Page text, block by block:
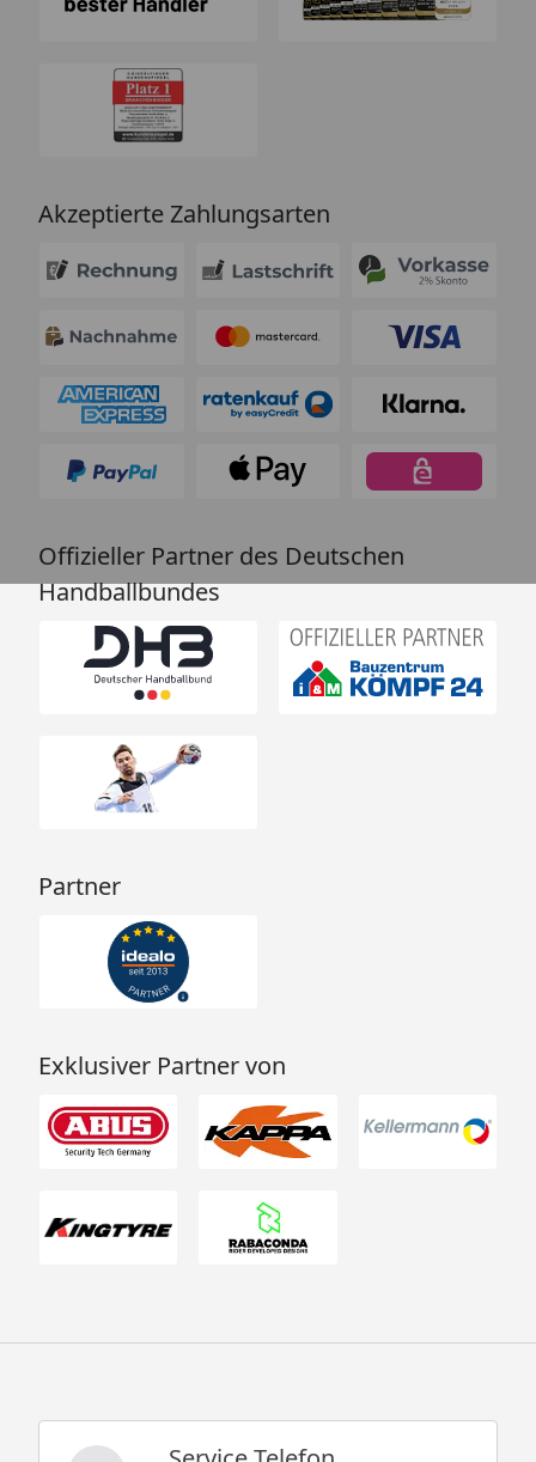
Akzeptierte Zahlungsarten
Offizieller Partner des Deutschen
Handballbundes
Partner
Exklusiver Partner von